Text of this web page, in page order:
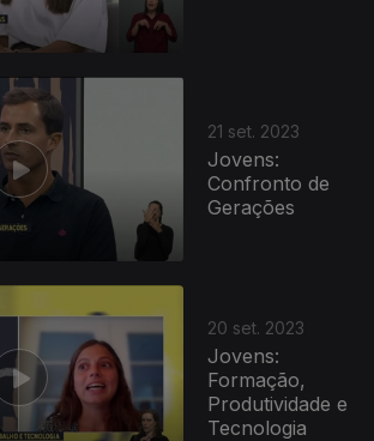
21 set. 2023
Jovens:
Confronto de
Gerações
20 set. 2023
Jovens:
Formação,
Produtividade e
Tecnologia